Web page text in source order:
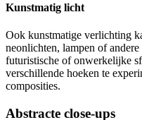
Kunstmatig licht
Ook kunstmatige verlichting
neonlichten, lampen of
futuristische of onwerkelijke
verschillende hoeken te
composities.
Abstracte close-ups